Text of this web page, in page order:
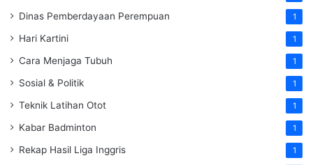
Dinas Pemberdayaan Perempuan 1
Hari Kartini 1
Cara Menjaga Tubuh 1
Sosial & Politik 1
Teknik Latihan Otot 1
Kabar Badminton 1
Rekap Hasil Liga Inggris 1